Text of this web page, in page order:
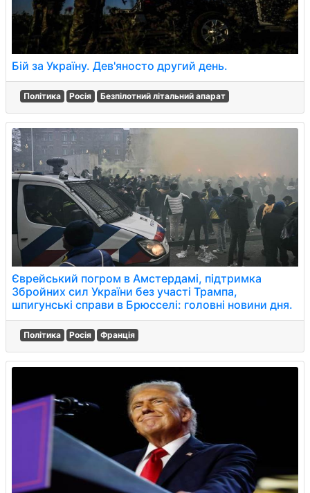
Бій за Україну. Дев'яносто другий день.
Політика Росія Безпілотний літальний апарат
Єврейський погром в Амстердамі, підтримка
Збройних сил України без участі Трампа,
шпигунські справи в Брюсселі: головні новини дня.
Політика Росія Франція